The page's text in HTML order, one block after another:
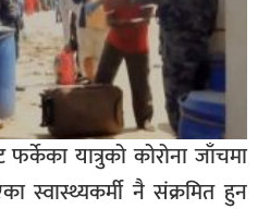
यात्रुको कोरोना जाँचमा
स्वास्थ्यकर्मी नै संक्रमित हुन